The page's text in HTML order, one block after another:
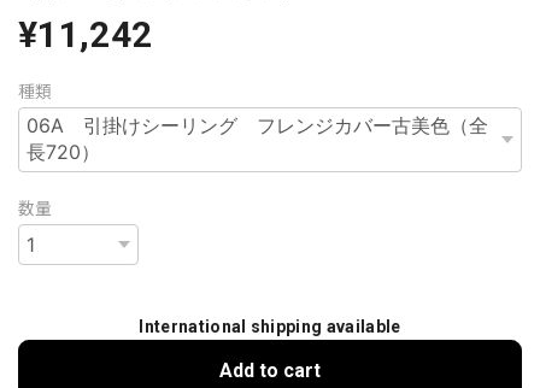
¥11,242
種類
数量
International shipping available
Add to cart